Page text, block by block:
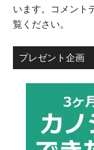
います。 コメント
覧ください。
プレゼント企画